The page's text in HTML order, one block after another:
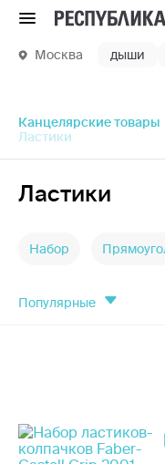
Меню
Москва дыши
Канцелярские товары
Ластики
Ластики
Набор
популярные